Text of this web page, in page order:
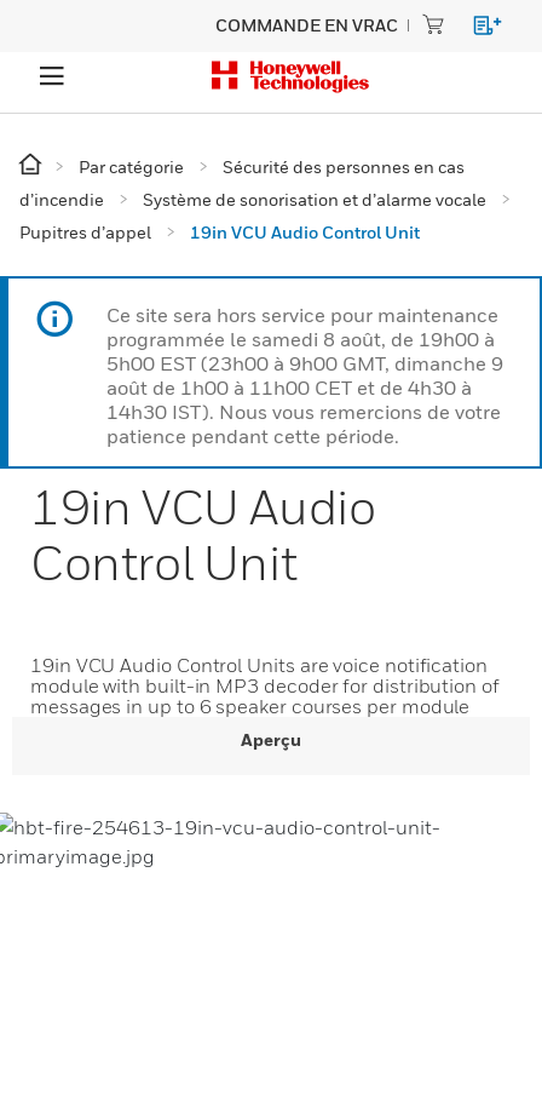
COMMANDE EN VRAC
Par catégorie
Sécurité des personnes en cas
d’incendie
Système de sonorisation et d’alarme vocale
Pupitres d’appel
19in VCU Audio Control Unit
Ce site sera hors service pour maintenance
programmée le samedi 8 août, de 19h00 à
5h00 EST (23h00 à 9h00 GMT, dimanche 9
août de 1h00 à 11h00 CET et de 4h30 à
14h30 IST). Nous vous remercions de votre
patience pendant cette période.
19in VCU Audio
Control Unit
19in VCU Audio Control Units are voice notification
module with built-in MP3 decoder for distribution of
messages in up to 6 speaker courses per module
Aperçu